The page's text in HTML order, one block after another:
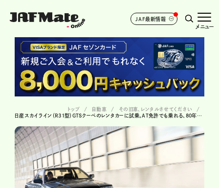
JAF最新情報
メニュー
トップ 自動車
その旧車、レンタルさせてください
日産スカイライン（R31型）GTSクーペのレンタカーに試乗。AT免許でも乗れる、80年代GTカー ＃24